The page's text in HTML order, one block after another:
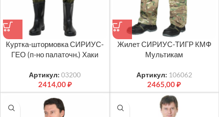
Куртка-штормовка СИРИУС-
ГЕО (п-но палаточн.) Хаки
Артикул:03200
2414,00₽
Жилет СИРИУС-ТИГР КМФ
Мультикам
Артикул: 106062
2465,00₽